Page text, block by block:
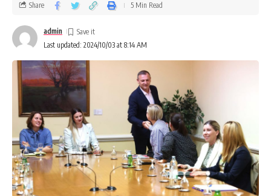
Last updated: 2024/10/03 at 8:14 AM
admin
Share 5 Min Read